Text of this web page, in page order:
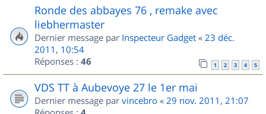
Ronde des abbayes 76 , remake avec
liebhermaster
Dernier message par Inspecteur Gadget « 23 déc.
2011, 10:54
Réponses : 46 1 2 3 4 5
VDS TT à Aubevoye 27 le 1er mai
Dernier message par vincebro « 29 nov. 2011, 21:07